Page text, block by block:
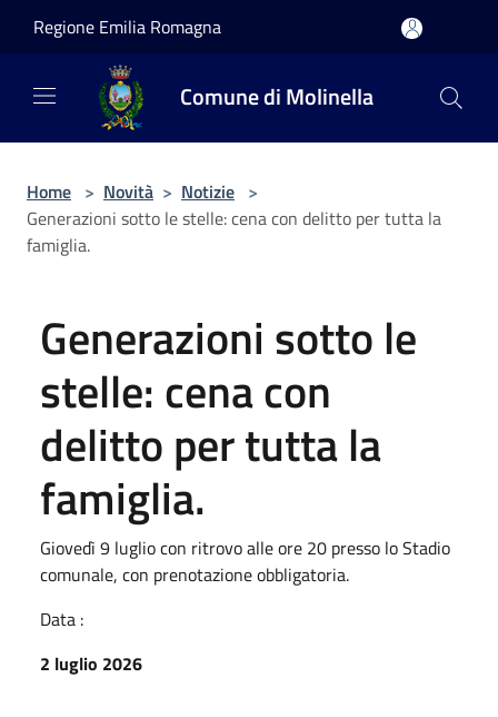
Regione Emilia Romagna
Comune di Molinella
Home > Novità > Notizie >
Generazioni sotto le stelle: cena con delitto per tutta la
famiglia.
Generazioni sotto le
stelle: cena con
delitto per tutta la
famiglia.
Giovedì 9 luglio con ritrovo alle ore 20 presso lo Stadio
comunale, con prenotazione obbligatoria.
Data :
2 luglio 2026